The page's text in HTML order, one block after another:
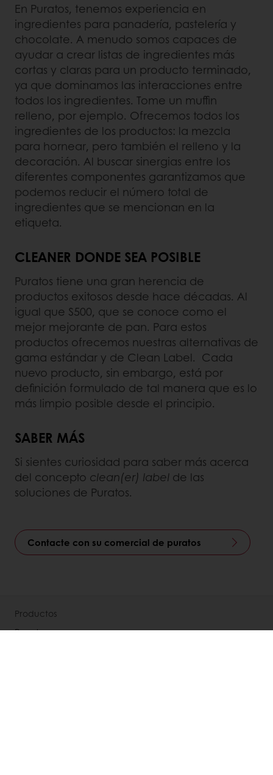
En Puratos, tenemos experiencia en
ingredientes para panadería, pastelería y
chocolate. A menudo somos capaces de
ayudar a crear listas de ingredientes más
cortas y claras para un producto terminado,
ya que dominamos las interacciones entre
todos los ingredientes. Tome un muffin
relleno, por ejemplo. Ofrecemos todos los
ingredientes de los productos: la mezcla
para hornear, pero también el relleno y la
decoración. Al buscar sinergias entre los
diferentes componentes garantizamos que
podemos reducir el número total de
ingredientes que se mencionan en la
etiqueta.
CLEANER DONDE SEA POSIBLE
Puratos tiene una gran herencia de
productos exitosos desde hace décadas. Al
igual que S500, que se conoce como el
mejor mejorante de pan. Para estos
productos ofrecemos nuestras alternativas de
gama estándar y de Clean Label. Cada
nuevo producto, sin embargo, está por
definición formulado de tal manera que es lo
más limpio posible desde el principio.
SABER MÁS
Si sientes curiosidad para saber más acerca
del concepto clean(er) label de las
soluciones de Puratos.
Contacte con su comercial de puratos
Productos
Recetas